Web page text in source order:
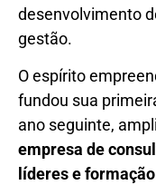
desenvolvimento
gestão.
O espírito
fundou sua
ano seguinte,
empresa de
líderes e